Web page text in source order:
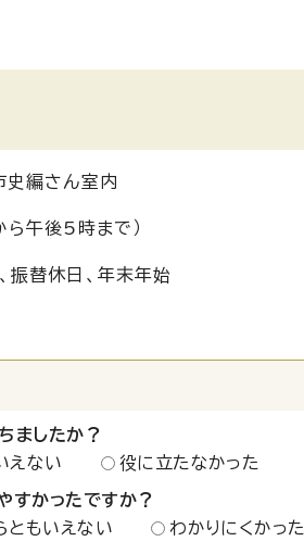
編さん室内
ら午後5時まで）
振替休日、年末年始
ましたか？
えない 役に立たなかった
すかったですか？
ともいえない わかりにくかった